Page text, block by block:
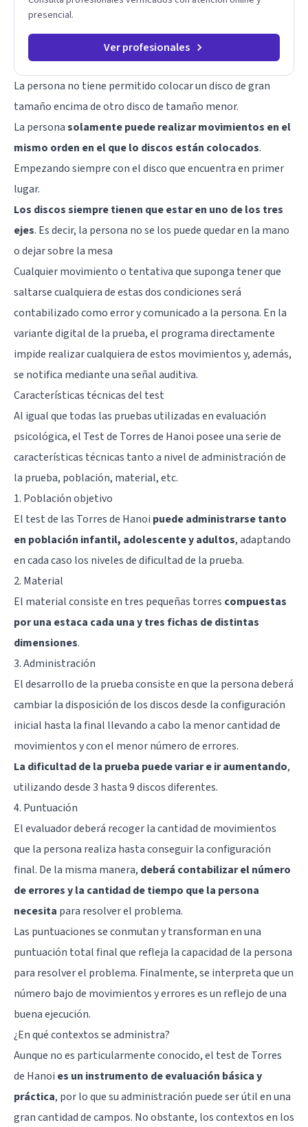
presencial.
Ver profesionales
La persona no tiene permitido colocar un disco de gran
tamaño encima de otro disco de tamaño menor.
La personasolamente puede realizar movimientos en el
mismo orden en el que lo discos están colocados.
Empezando siempre con el disco que encuentra en primer
lugar.
Los discos siempre tienen que estar en uno de los tres
ejes. Es decir, la persona no se los puede quedar en la mano
o dejar sobre la mesa
Cualquier movimiento o tentativa que suponga tener que
saltarse cualquiera de estas dos condiciones será
contabilizado como error y comunicado a la persona. En la
variante digital de la prueba, el programa directamente
impide realizar cualquiera de estos movimientos y, además,
se notifica mediante una señal auditiva.
Características técnicas del test
Al igual que todas las pruebas utilizadas en evaluación
psicológica, el Test de Torres de Hanoi posee una serie de
características técnicas tanto a nivel de administración de
la prueba, población, material, etc.
1. Población objetivo
El test de las Torres de Hanoi puede administrarse tanto
en población infantil, adolescente y adultos, adaptando
en cada caso los niveles de dificultad de la prueba.
2. Material
El material consiste en tres pequeñas torres compuestas
por una estaca cada una y tres fichas de distintas
dimensiones.
3. Administración
El desarrollo de la prueba consiste en que la persona deberá
cambiar la disposición de los discos desde la configuración
inicial hasta la final llevando a cabo la menor cantidad de
movimientos y con el menor número de errores.
La dificultad de la prueba puede variar e ir aumentando,
utilizando desde 3 hasta 9 discos diferentes.
4. Puntuación
El evaluador deberá recoger la cantidad de movimientos
que la persona realiza hasta conseguir la configuración
final. De la misma manera, deberá contabilizar el número
de errores y la cantidad de tiempo que la persona
necesita para resolver el problema.
Las puntuaciones se conmutan y transforman en una
puntuación total final que refleja la capacidad de la persona
para resolver el problema. Finalmente, se interpreta que un
número bajo de movimientos y errores es un reflejo de una
buena ejecución.
¿En qué contextos se administra?
Aunque no es particularmente conocido, el test de Torres
de Hanoi es un instrumento de evaluación básica y
práctica, por lo que su administración puede ser útil en una
gran cantidad de campos. No obstante, los contextos en los